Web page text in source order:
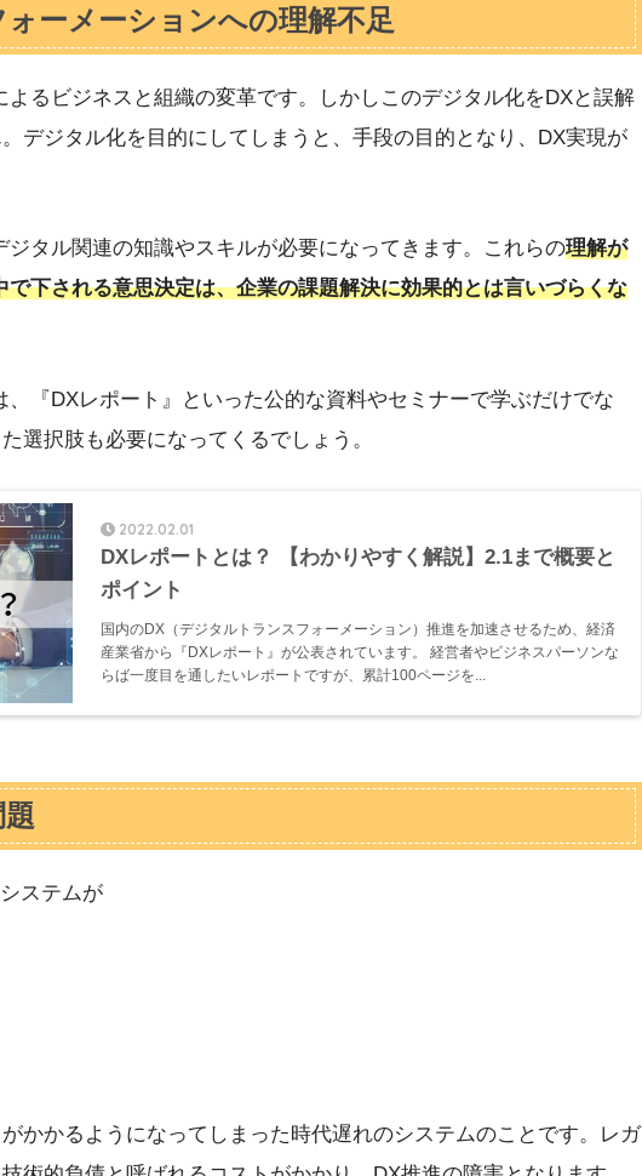
ーメーションへの理解不足
よるビジネスと組織の変革です。しかしこのデジタル化をDXと誤解
デジタル化を目的にしてしまうと、手段の目的となり、DX実現が
ジタル関連の知識やスキルが必要になってきます。これらの理解が
下される意思決定は、企業の課題解決に効果的とは言いづらくな
『DXレポート』といった公的な資料やセミナーで学ぶだけでな
選択肢も必要になってくるでしょう。
2022.02.01
DXレポートとは？ 【わかりやすく解説】2.1まで概要と
ポイント
国内のDX（デジタルトランスフォーメーション）推進を加速させるため、経済
産業省から『DXレポート』が公表されています。 経営者やビジネスパーソンな
らば一度目を通したいレポートですが、累計100ページを...
ステムが
かかるようになってしまった時代遅れのシステムのことです。レガ